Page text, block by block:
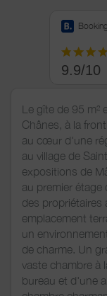
9.9/10
Le gîte de 95 m²
Chânes, à la
au cœur d'une
au village de
expositions de
au premier étage
des propriétaires
emplacement
un
de charme. Un
vaste chambre à
bureau et d'une